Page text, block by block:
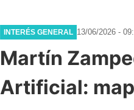
INTERÉS GENERAL 13/06/2026 -
Martín
Artificial: